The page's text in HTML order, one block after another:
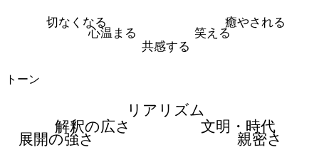
癒やされる
笑える
共感する
心温まる
切なくなる
トーン
リアリズム
文明・時代
親密さ
展開の強さ
解釈の広さ